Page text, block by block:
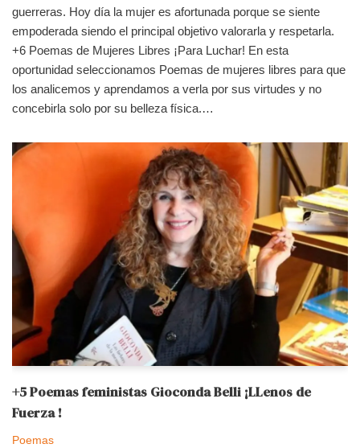
guerreras. Hoy día la mujer es afortunada porque se siente
empoderada siendo el principal objetivo valorarla y respetarla.
+6 Poemas de Mujeres Libres ¡Para Luchar! En esta
oportunidad seleccionamos Poemas de mujeres libres para que
los analicemos y aprendamos a verla por sus virtudes y no
concebirla solo por su belleza física.…
+5 Poemas feministas Gioconda Belli ¡LLenos de
Fuerza !
Poemas